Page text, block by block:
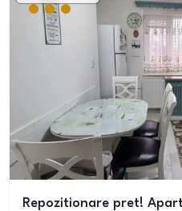
Repozitionare pret!